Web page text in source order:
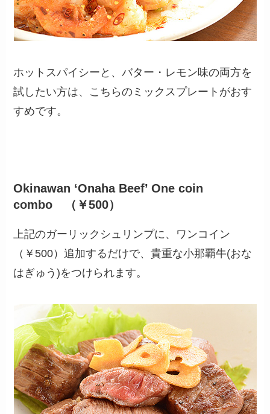
ホットスパイシーと、バター・レモン味の両方を
試したい方は、こちらのミックスプレートがおす
すめです。
Okinawan ‘Onaha Beef’ One coin
combo （￥500）
上記のガーリックシュリンプに、ワンコイン
（￥500）追加するだけで、貴重な小那覇牛(おな
はぎゅう)をつけられます。